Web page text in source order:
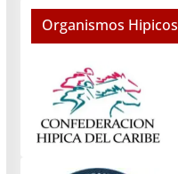
Organismos Hipicos